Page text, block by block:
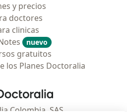
y precios
doctores
clinicas
nuevo
gratuitos
los Planes Doctoralia
Doctoralia - Página de inicio